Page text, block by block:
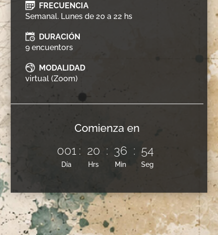
FRECUENCIA
Semanal. Lunes de 20 a 22 hs
DURACIÓN
9 encuentors
MODALIDAD
virtual (Zoom)
Comienza en
001
Día
: 20
Hrs
: 36
Min
: 53
Seg